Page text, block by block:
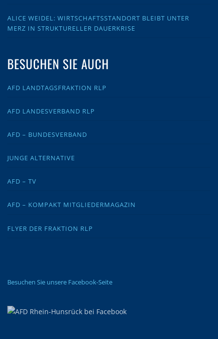
ALICE WEIDEL: WIRTSCHAFTSSTANDORT BLEIBT UNTER
MERZ IN STRUKTURELLER DAUERKRISE
BESUCHEN SIE AUCH
AFD LANDTAGSFRAKTION RLP
AFD LANDESVERBAND RLP
AFD – BUNDESVERBAND
JUNGE ALTERNATIVE
AFD – TV
AFD – KOMPAKT MITGLIEDERMAGAZIN
FLYER DER FRAKTION RLP
Besuchen Sie unsere Facebook-Seite